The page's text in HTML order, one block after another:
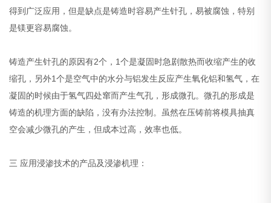
得到广泛应用，但是缺点是铸造时容易产生针孔，易被腐蚀，特别
是镁更容易腐蚀。
铸造产生针孔的原因有2个，1个是凝固时急剧散热而收缩产生的收
缩孔，另外1个是空气中的水分与铝发生反应产生氧化铝和氢气，在
凝固的时候由于氢气四处窜而产生气孔，形成微孔。微孔的形成是
铸造的机理方面的缺陷，没有办法控制。虽然在压铸前将模具抽真
空会减少微孔的产生，但成本过高，效率也低。
三 应用浸渗技术的产品及浸渗机理：